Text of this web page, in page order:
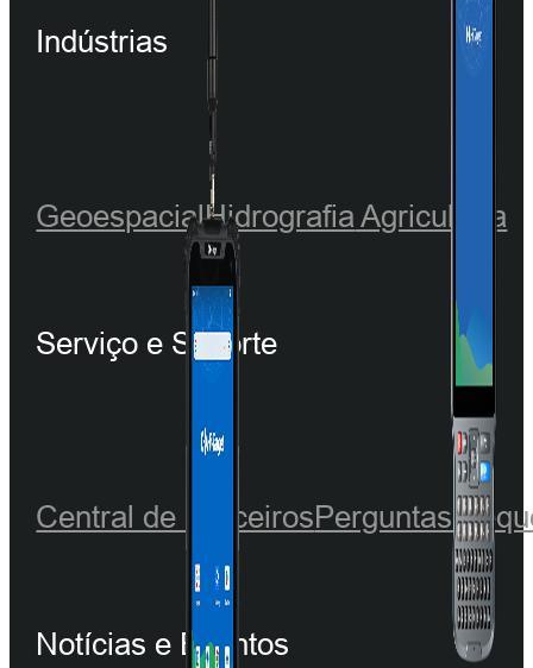
Indústrias
GeoespacialHidrografiaAgricultura
Serviço e Suporte
Central de ParceirosPerguntas
Notícias e Eventos